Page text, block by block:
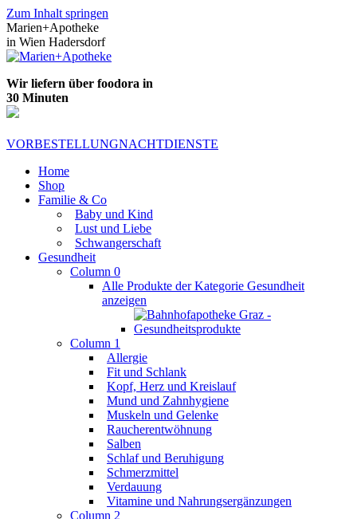
Zum Inhalt springen
Marien+Apotheke
in Wien Hadersdorf
Wir liefern über foodora in
30 Minuten
VORBESTELLUNGNACHTDIENSTE
Home
Shop
Familie & Co
Baby und Kind
Lust und Liebe
Schwangerschaft
Gesundheit
Column 0
Alle Produkte der Kategorie Gesundheit
anzeigen
Column 1
Allergie
Fit und Schlank
Kopf, Herz und Kreislauf
Mund und Zahnhygiene
Muskeln und Gelenke
Raucherentwöhnung
Salben
Schlaf und Beruhigung
Schmerzmittel
Verdauung
Vitamine und Nahrungsergänzungen
Column 2